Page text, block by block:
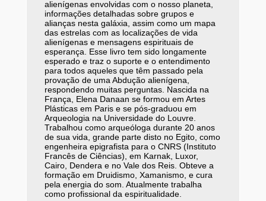
alienígenas envolvidas com o nosso planeta,
informações detalhadas sobre grupos e
alianças nesta galáxia, assim como um mapa
das estrelas com as localizações de vida
alienígenas e mensagens espirituais de
esperança. Esse livro tem sido longamente
esperado e traz o suporte e o entendimento
para todos aqueles que têm passado pela
provação de uma Abdução alienígena,
respondendo muitas perguntas. Nascida na
França, Elena Danaan se formou em Artes
Plásticas em Paris e se pós-graduou em
Arqueologia na Universidade do Louvre.
Trabalhou como arqueóloga durante 20 anos
de sua vida, grande parte disto no Egito, como
engenheira epigrafista para o CNRS (Instituto
Francês de Ciências), em Karnak, Luxor,
Cairo, Dendera e no Vale dos Reis. Obteve a
formação em Druidismo, Xamanismo, e cura
pela energia do som. Atualmente trabalha
como profissional da espiritualidade.